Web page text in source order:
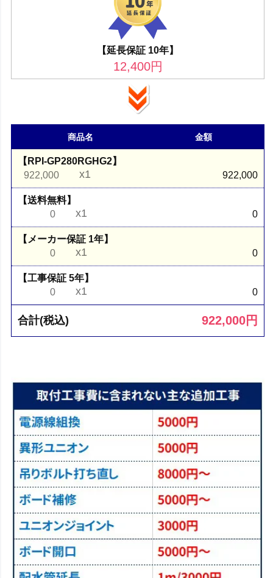
【延長保証 10年】
12,400円
商品名 金額
【RPI-GP280RGHG2】
922,000
x1 922,000
【送料無料】
0
x1 0
【メーカー保証 1年】
0
x1 0
【工事保証 5年】
0
x1 0
合計(税込) 922,000円